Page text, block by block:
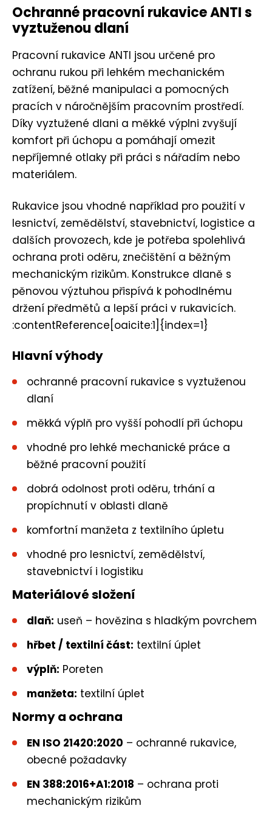
Ochranné pracovní rukavice ANTI s
vyztuženou dlaní
Pracovní rukavice ANTI jsou určené pro
ochranu rukou při lehkém mechanickém
zatížení, běžné manipulaci a pomocných
pracích v náročnějším pracovním prostředí.
Díky vyztužené dlani a měkké výplni zvyšují
komfort při úchopu a pomáhají omezit
nepříjemné otlaky při práci s nářadím nebo
materiálem.
Rukavice jsou vhodné například pro použití v
lesnictví, zemědělství, stavebnictví, logistice a
dalších provozech, kde je potřeba spolehlivá
ochrana proti oděru, znečištění a běžným
mechanickým rizikům. Konstrukce dlaně s
pěnovou výztuhou přispívá k pohodlnému
držení předmětů a lepší práci v rukavicích.
:contentReference[oaicite:1]{index=1}
Hlavní výhody
ochranné pracovní rukavice s vyztuženou
dlaní
měkká výplň pro vyšší pohodlí při úchopu
vhodné pro lehké mechanické práce a
běžné pracovní použití
dobrá odolnost proti oděru, trhání a
propíchnutí v oblasti dlaně
komfortní manžeta z textilního úpletu
vhodné pro lesnictví, zemědělství,
stavebnictví i logistiku
Materiálové složení
dlaň: useň – hovězina s hladkým povrchem
hřbet / textilní část: textilní úplet
výplň: Poreten
manžeta: textilní úplet
Normy a ochrana
EN ISO 21420:2020 – ochranné rukavice,
obecné požadavky
EN 388:2016+A1:2018 – ochrana proti
mechanickým rizikům